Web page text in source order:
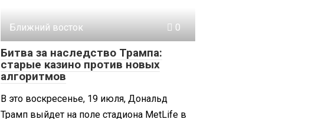
Ближний восток 0
Битва за наследство Трампа:
старые казино против новых
алгоритмов
В это воскресенье, 19 июля, Дональд
Трамп выйдет на поле стадиона MetLife в